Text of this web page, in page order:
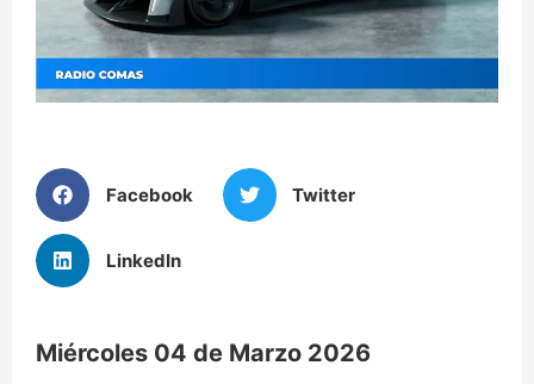
Facebook Twitter
LinkedIn
Miércoles 04 de Marzo 2026